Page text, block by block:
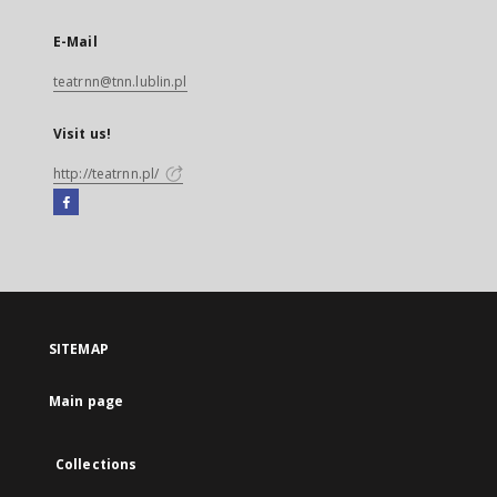
E-Mail
teatrnn@tnn.lublin.pl
Visit us!
http://teatrnn.pl/
Facebook
open
new
SITEMAP
Main page
Collections